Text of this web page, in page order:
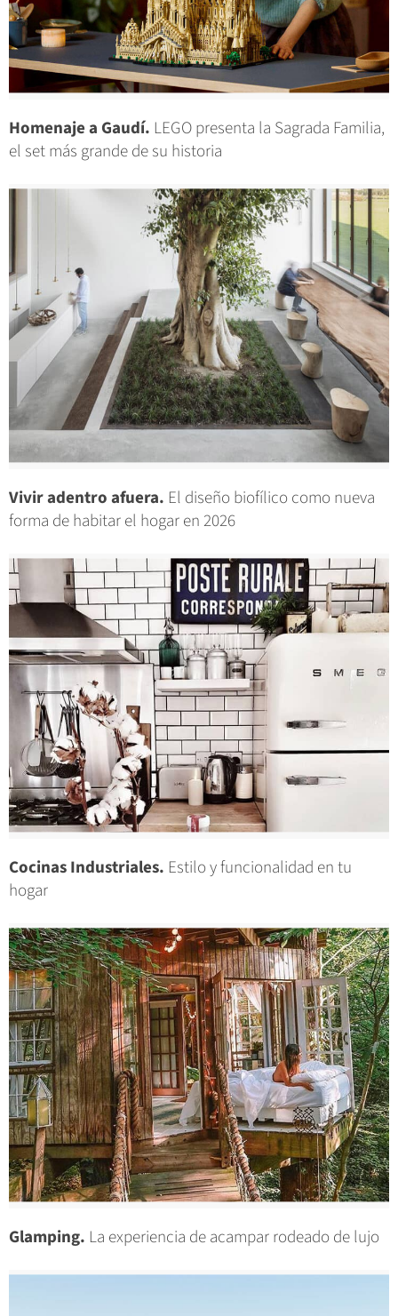
Homenaje a Gaudí. LEGO presenta la Sagrada Familia,
el set más grande de su historia
Vivir adentro afuera. El diseño biofílico como nueva
forma de habitar el hogar en 2026
Cocinas Industriales. Estilo y funcionalidad en tu
hogar
Glamping. La experiencia de acampar rodeado de lujo